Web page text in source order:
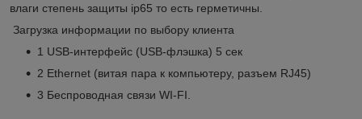
влаги степень защиты ip65 то есть герметичны.
Загрузка информации по выбору клиента
1 USB-интерфейс (USB-флэшка) 5 сек
2 Ethernet (витая пара к компьютеру, разъем RJ45)
3 Беспроводная связи WI-FI.